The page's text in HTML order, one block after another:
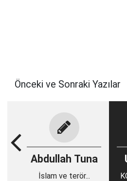
Önceki ve Sonraki Yazılar
Abdullah Tuna
İslam ve terör...